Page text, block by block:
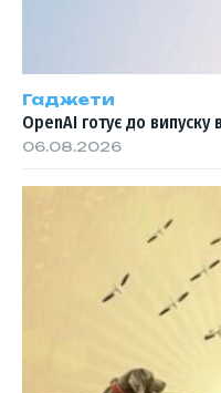
Гаджети
OpenAI готує до випуску
06.08.2026